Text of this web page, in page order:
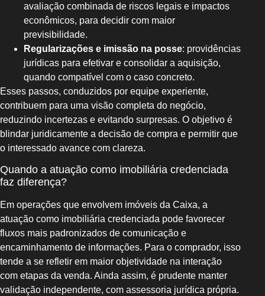
avaliação combinada de riscos legais e impactos
econômicos, para decidir com maior
previsibilidade.
Regularizações e imissão na posse: providências
jurídicas para efetivar e consolidar a aquisição,
quando compatível com o caso concreto.
Esses passos, conduzidos por equipe experiente,
contribuem para uma visão completa do negócio,
reduzindo incertezas e evitando surpresas. O objetivo é
blindar juridicamente a decisão de compra e permitir que
o interessado avance com clareza.
Quando a atuação como imobiliária credenciada
faz diferença?
Em operações que envolvem imóveis da Caixa, a
atuação como imobiliária credenciada pode favorecer
fluxos mais padronizados de comunicação e
encaminhamento de informações. Para o comprador, isso
tende a se refletir em maior objetividade na interação
com etapas da venda. Ainda assim, é prudente manter
validação independente, com assessoria jurídica própria.